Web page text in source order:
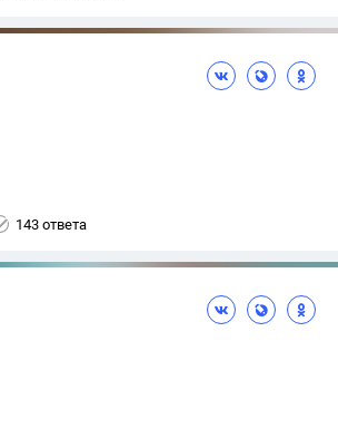
143 ответа